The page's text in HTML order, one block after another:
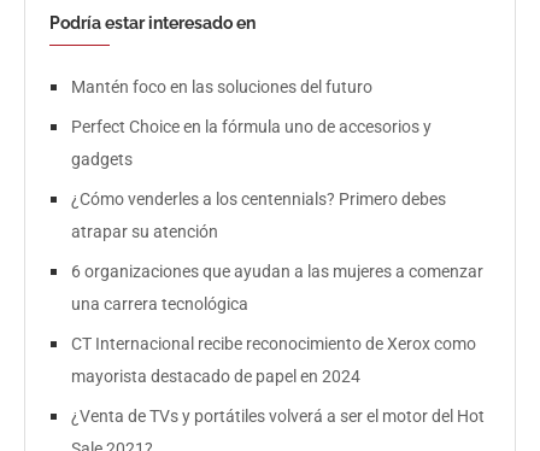
Podría estar interesado en
Mantén foco en las soluciones del futuro
Perfect Choice en la fórmula uno de accesorios y
gadgets
¿Cómo venderles a los centennials? Primero debes
atrapar su atención
6 organizaciones que ayudan a las mujeres a comenzar
una carrera tecnológica
CT Internacional recibe reconocimiento de Xerox como
mayorista destacado de papel en 2024
¿Venta de TVs y portátiles volverá a ser el motor del Hot